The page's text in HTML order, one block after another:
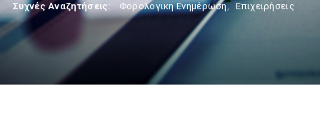
Συχνές Αναζητήσεις: Φορολογικη Ενημέρωση, Επιχειρήσεις